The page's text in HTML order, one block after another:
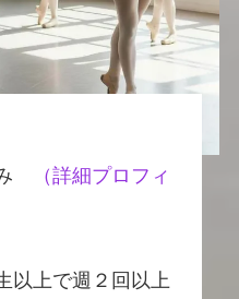
（詳細プロフィ
以上で週２回以上